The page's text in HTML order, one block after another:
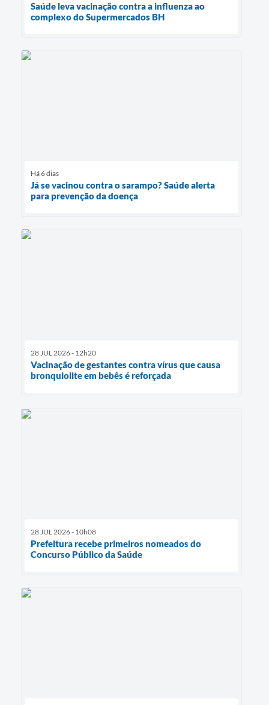
Saúde leva vacinação contra a influenza ao
complexo do Supermercados BH
Há 6 dias
Já se vacinou contra o sarampo? Saúde alerta
para prevenção da doença
28 JUL 2026 - 12h20
Vacinação de gestantes contra vírus que causa
bronquiolite em bebês é reforçada
28 JUL 2026 - 10h08
Prefeitura recebe primeiros nomeados do
Concurso Público da Saúde